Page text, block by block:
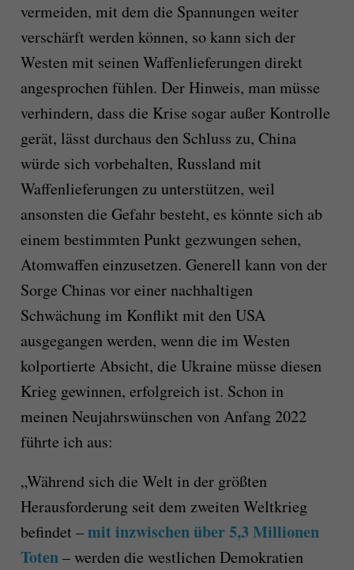
vermeiden, mit dem die Spannungen weiter
verschärft werden können, so kann sich der
Westen mit seinen Waffenlieferungen direkt
angesprochen fühlen. Der Hinweis, man müsse
verhindern, dass die Krise sogar außer Kontrolle
gerät, lässt durchaus den Schluss zu, China
würde sich vorbehalten, Russland mit
Waffenlieferungen zu unterstützen, weil
ansonsten die Gefahr besteht, es könnte sich ab
einem bestimmten Punkt gezwungen sehen,
Atomwaffen einzusetzen. Generell kann von der
Sorge Chinas vor einer nachhaltigen
Schwächung im Konflikt mit den USA
ausgegangen werden, wenn die im Westen
kolportierte Absicht, die Ukraine müsse diesen
Krieg gewinnen, erfolgreich ist. Schon in
meinen Neujahrswünschen von Anfang 2022
führte ich aus:
„Während sich die Welt in der größten
Herausforderung seit dem zweiten Weltkrieg
befindet –mit inzwischen über 5,3 Millionen
Toten– werden die westlichen Demokratien